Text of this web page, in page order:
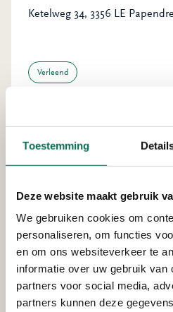
Toestemming
Deze website maakt gebruik
We gebruiken cookies om
personaliseren, om functies
en om ons websiteverkeer te
informatie over uw gebruik van
partners voor social media,
partners kunnen deze
Ketelweg 34, 3356 LE
Verleend
Ketelweg 34, 3356 LE
Pon Power B.V.
Noordweg 8, 3336 LH
Verleend